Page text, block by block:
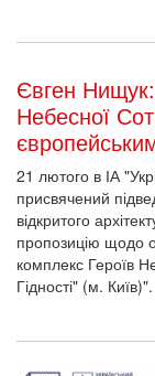
Євген
Небесної
21 лютого в ІА
присвячений
відкритого
пропозицію щодо
комплекс Героїв
Гідності" (м. Київ)".